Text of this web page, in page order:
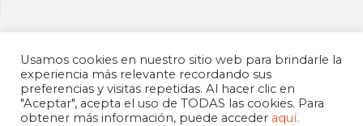
Usamos cookies en nuestro sitio web para brindarle la
experiencia más relevante recordando sus
preferencias y visitas repetidas. Al hacer clic en
"Aceptar", acepta el uso de TODAS las cookies. Para
obtener más información, puede acceder aquí.